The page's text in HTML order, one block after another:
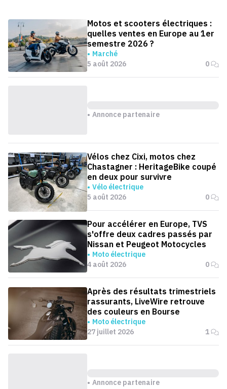
Motos et scooters électriques :
quelles ventes en Europe au 1er
semestre 2026 ?
Marché
5 août 2026
0
Annonce partenaire
Vélos chez Cixi, motos chez
Chastagner : HeritageBike coupé
en deux pour survivre
Vélo électrique
5 août 2026
0
Pour accélérer en Europe, TVS
s'offre deux cadres passés par
Nissan et Peugeot Motocycles
Moto électrique
4 août 2026
0
Après des résultats trimestriels
rassurants, LiveWire retrouve
des couleurs en Bourse
Moto électrique
27 juillet 2026
1
Annonce partenaire